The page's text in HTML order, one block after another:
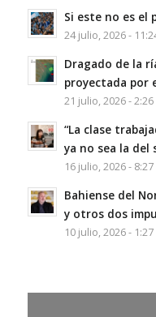
Si este no es el
24 julio, 2026 -
Dragado de la
proyectada por
21 julio, 2026 -
“La clase
ya no sea la del
16 julio, 2026 - 8:27
Bahiense del
y otros dos
10 julio, 2026 -